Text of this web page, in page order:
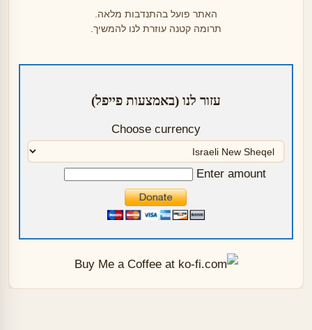
האתר פועל בהתנדבות מלאה.
תרומה קטנה עוזרת לנו להמשיך.
עזור לנו (באמצעות פייפל)
Choose currency
Enter amount